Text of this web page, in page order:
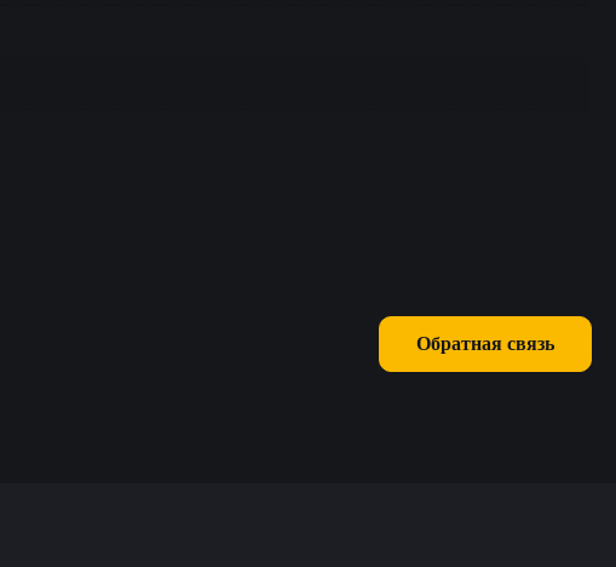
Обратная связь